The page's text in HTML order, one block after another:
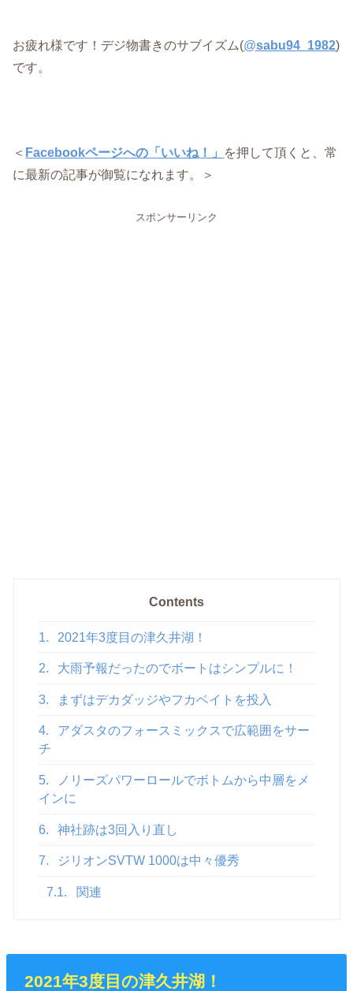
お疲れ様です！デジ物書きのサブイズム(@sabu94_1982)
です。
＜ Facebookページへの「いいね！」 を押して頂くと、常
に最新の記事が御覧になれます。＞
スポンサーリンク
Contents
1. 2021年3度目の津久井湖！
2. 大雨予報だったのでボートはシンプルに！
3. まずはデカダッジやフカベイトを投入
4.
アダスタのフォースミックスで広範囲をサー
チ
5.
ノリーズパワーロールでボトムから中層をメ
インに
6. 神社跡は3回入り直し
7. ジリオンSVTW 1000は中々優秀
7.1. 関連
2021年3度目の津久井湖！